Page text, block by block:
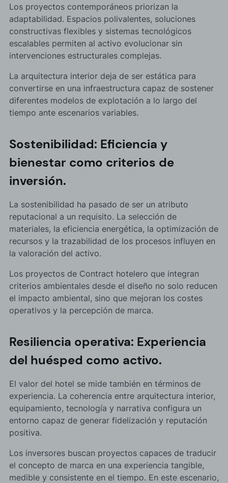
Los proyectos contemporáneos priorizan la
adaptabilidad. Espacios polivalentes, soluciones
constructivas flexibles y sistemas tecnológicos
escalables permiten al activo evolucionar sin
intervenciones estructurales complejas.
La arquitectura interior deja de ser estática para
convertirse en una infraestructura capaz de sostener
diferentes modelos de explotación a lo largo del
tiempo ante escenarios variables.
Sostenibilidad: Eficiencia y
bienestar como criterios de
inversión.
La sostenibilidad ha pasado de ser un atributo
reputacional a un requisito. La selección de
materiales, la eficiencia energética, la optimización de
recursos y la trazabilidad de los procesos influyen en
la valoración del activo.
Los proyectos de Contract hotelero que integran
criterios ambientales desde el diseño no solo reducen
el impacto ambiental, sino que mejoran los costes
operativos y la percepción de marca.
Resiliencia operativa: Experiencia
del huésped como activo.
El valor del hotel se mide también en términos de
experiencia. La coherencia entre arquitectura interior,
equipamiento, tecnología y narrativa configura un
entorno capaz de generar fidelización y reputación
positiva.
Los inversores buscan proyectos capaces de traducir
el concepto de marca en una experiencia tangible,
medible y consistente en el tiempo. En este escenario,